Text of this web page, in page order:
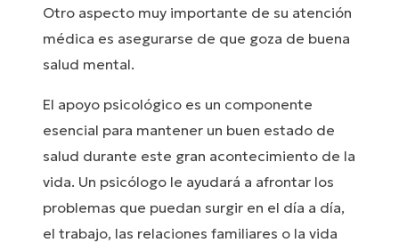
Otro aspecto muy importante de su atención
médica es asegurarse de que goza de buena
salud mental.
El apoyo psicológico es un componente
esencial para mantener un buen estado de
salud durante este gran acontecimiento de la
vida. Un psicólogo le ayudará a afrontar los
problemas que puedan surgir en el día a día,
el trabajo, las relaciones familiares o la vida